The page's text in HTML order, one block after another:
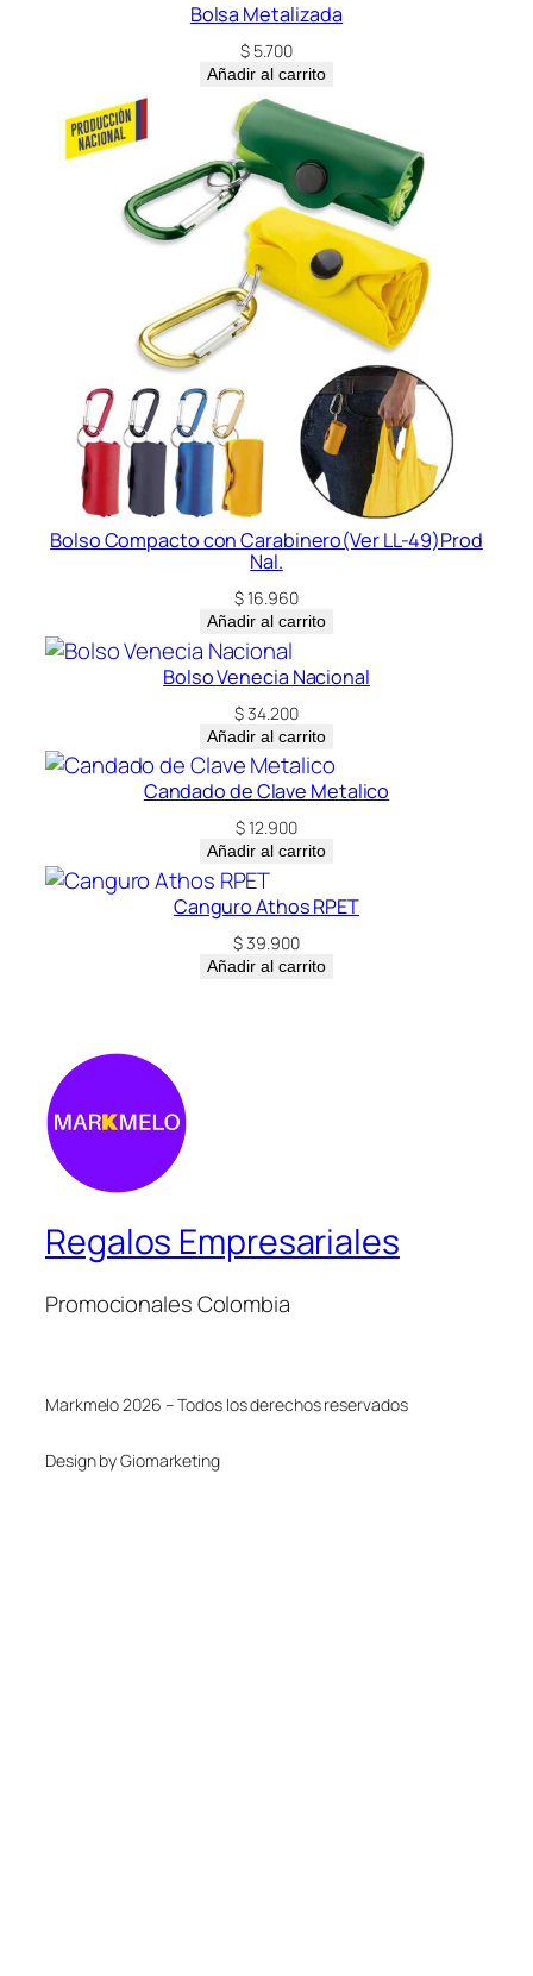
Bolsa Metalizada
$5.700
Añadir al carrito
Bolso Compacto con Carabinero(Ver LL-49)Prod
Nal.
$16.960
Añadir al carrito
Bolso Venecia Nacional
$34.200
Añadir al carrito
Candado de Clave Metalico
$12.900
Añadir al carrito
Canguro Athos RPET
$39.900
Añadir al carrito
Regalos Empresariales
Promocionales Colombia
Markmelo 2026 – Todos los derechos reservados
Design by Giomarketing